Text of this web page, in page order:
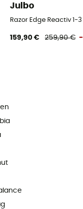
Julbo
Razor Edge Reactiv 1-
159,90 € 259,90 € -